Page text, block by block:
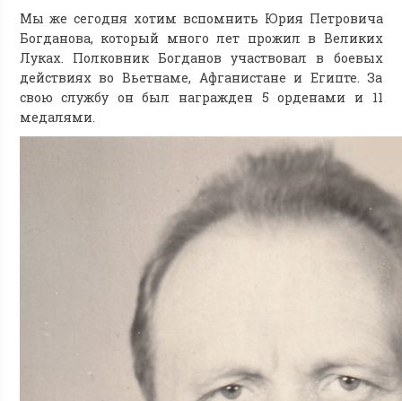
Мы же сегодня хотим вспомнить Юрия Петровича
Богданова, который много лет прожил в Великих
Луках. Полковник Богданов участвовал в боевых
действиях во Вьетнаме, Афганистане и Египте. За
свою службу он был награжден 5 орденами и 11
медалями.